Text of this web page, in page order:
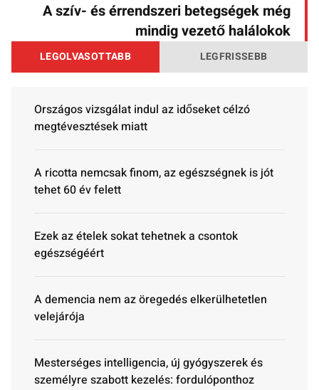
A szív- és érrendszeri betegségek még
mindig vezető halálokok
LEGOLVASOTTABB LEGFRISSEBB
Országos vizsgálat indul az időseket célzó
megtévesztések miatt
A ricotta nemcsak finom, az egészségnek is jót
tehet 60 év felett
Ezek az ételek sokat tehetnek a csontok
egészségéért
A demencia nem az öregedés elkerülhetetlen
velejárója
Mesterséges intelligencia, új gyógyszerek és
személyre szabott kezelés: fordulóponthoz